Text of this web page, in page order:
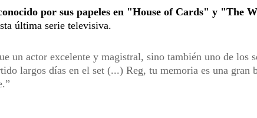
por sus papeles en "House of Cards" y "The
última serie televisiva.
un actor excelente y magistral, sino también uno de los
largos días en el set (...) Reg, tu memoria es una gran